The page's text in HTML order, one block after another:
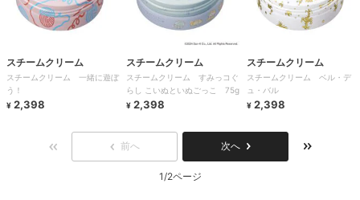
スチームクリーム
スチームクリーム 一緒に遊ぼ
う！
¥ 2,398
スチームクリーム
スチームクリーム すみっコぐ
らし こいぬといぬごっこ 75g
¥ 2,398
スチームクリーム
スチームクリーム ベル・デ
ュ・バル
¥ 2,398
前へ 次へ
1/2ページ